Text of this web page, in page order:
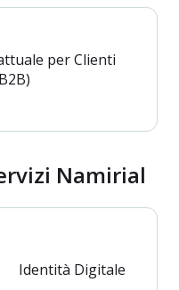
per Clienti
Namirial
Identità Digitale